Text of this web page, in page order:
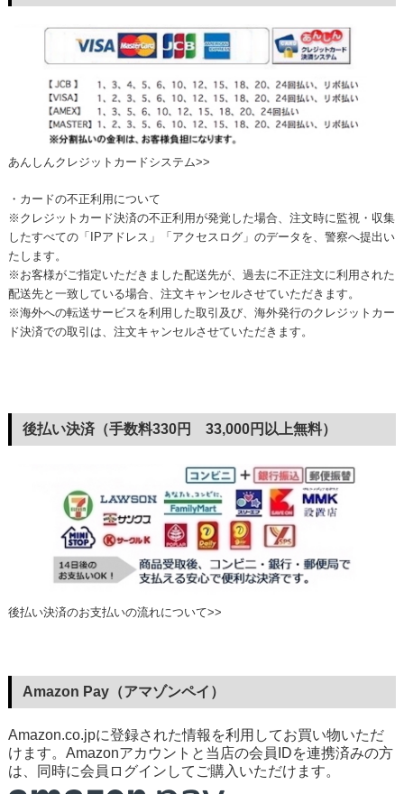
あんしんクレジットカードシステム>>
・カードの不正利用について
※クレジットカード決済の不正利用が発覚した場合、注文時に監視・収集
したすべての「IPアドレス」「アクセスログ」のデータを、警察へ提出い
たします。
※お客様がご指定いただきました配送先が、過去に不正注文に利用された
配送先と一致している場合、注文キャンセルさせていただきます。
※海外への転送サービスを利用した取引及び、海外発行のクレジットカー
ド決済での取引は、注文キャンセルさせていただきます。
後払い決済（手数料330円 33,000円以上無料）
後払い決済のお支払いの流れについて>>
Amazon Pay（アマゾンペイ）
Amazon.co.jpに登録された情報を利用してお買い物いただ
けます。Amazonアカウントと当店の会員IDを連携済みの方
は、同時に会員ログインしてご購入いただけます。